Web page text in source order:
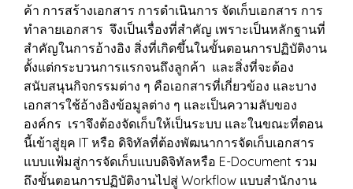
ค้า การสร้างเอกสาร การดำเนินการ จัดเก็บเอกสาร การ
ทำลายเอกสาร จึงเป็นเรื่องที่สำคัญ เพราะเป็นหลักฐานที่
สำคัญในการอ้างอิง สิ่งที่เกิดขึ้นในขั้นตอนการปฏิบัติงาน
ตั้งแต่กระบวนการแรกจนถึงลูกค้า และสิ่งที่จะต้อง
สนับสนุนกิจกรรมต่าง ๆ คือเอกสารที่เกี่ยวข้อง และบาง
เอกสารใช้อ้างอิงข้อมูลต่าง ๆ และเป็นความลับของ
องค์กร เราจึงต้องจัดเก็บให้เป็นระบบ และในขณะที่ตอน
นี้เข้าสู่ยุค IT หรือ ดิจิทัลที่ต้องพัฒนาการจัดเก็บเอกสาร
แบบแฟ้มสู่การจัดเก็บแบบดิจิทัลหรือ E-Document รวม
ถึงขั้นตอนการปฏิบัติงานไปสู่ Workflow แบบสำนักงาน